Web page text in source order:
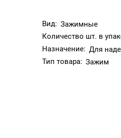
Вид: Зажимные
Количество шт. в
Назначение: Для
Тип товара: Зажим